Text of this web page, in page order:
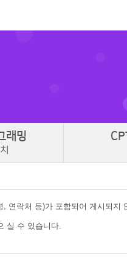
래밍
연락처 등)가 포함되어 게시되지
실 수 있습니다.